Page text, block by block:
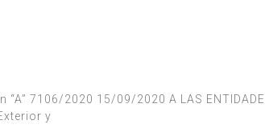
“A” 7106/2020 15/09/2020 A LAS
y